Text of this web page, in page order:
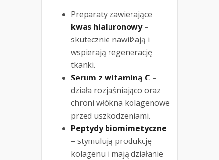
Preparaty zawierające
kwas hialuronowy–
skutecznie nawilżają i
wspierają regenerację
tkanki.
Serum z witaminą C –
działa rozjaśniająco oraz
chroni włókna kolagenowe
przed uszkodzeniami.
Peptydy biomimetyczne
– stymulują produkcję
kolagenu i mają działanie